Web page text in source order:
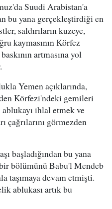
Suudi Arabistan'a
bu yana gerçekleştirdiği en
saldırıların kuzeye,
kaymasının Körfez
artmasına yol
Yemen açıklarında,
Körfezi'ndeki gemileri
ablukayı ihlal etmek ve
çağrılarını görmezden
başladığından bu yana
bölümünü Babu'l Mendeb
taşımaya devam etmişti.
ablukası artık bu